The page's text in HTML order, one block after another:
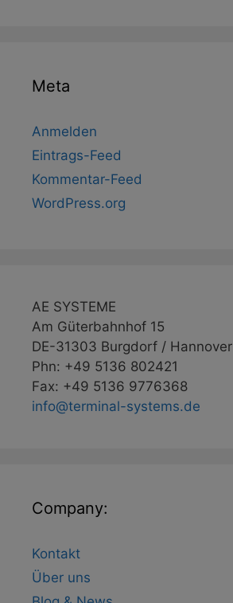
Meta
Anmelden
Eintrags-Feed
Kommentar-Feed
WordPress.org
AE SYSTEME
Am Güterbahnhof 15
DE-31303 Burgdorf / Hannover
Phn: +49 5136 802421
Fax: +49 5136 9776368
info@terminal-systems.de
Company:
Kontakt
Über uns